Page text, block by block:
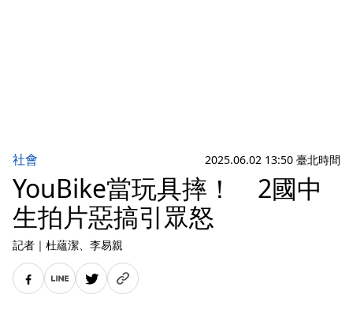
社會 2025.06.02 13:50 臺北時間
YouBike當玩具摔！ 2國中
生拍片惡搞引眾怒
記者 ｜ 杜蘊潔、李易親